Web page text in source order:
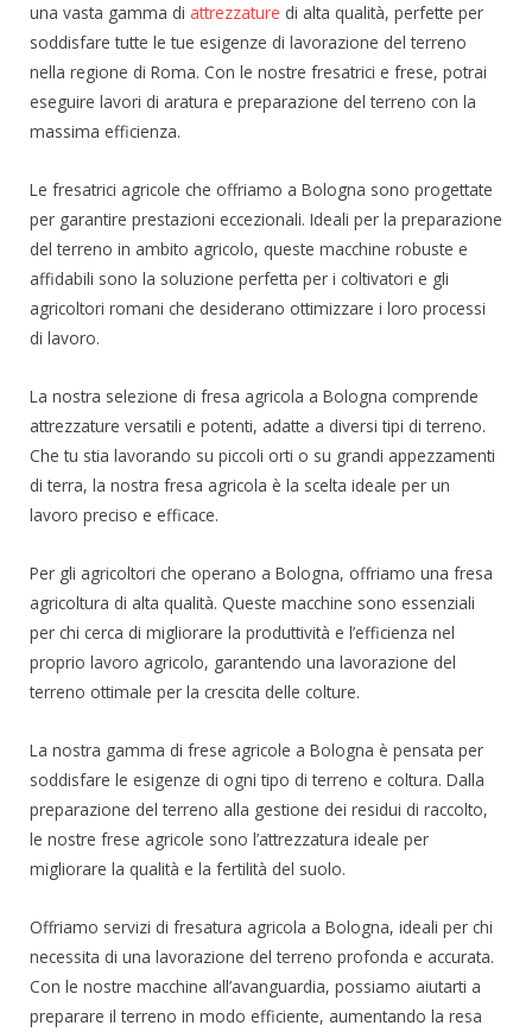
una vasta gamma di attrezzature di alta qualità, perfette per
soddisfare tutte le tue esigenze di lavorazione del terreno
nella regione di Roma. Con le nostre fresatrici e frese, potrai
eseguire lavori di aratura e preparazione del terreno con la
massima efficienza.
Le fresatrici agricole che offriamo a Bologna sono progettate
per garantire prestazioni eccezionali. Ideali per la preparazione
del terreno in ambito agricolo, queste macchine robuste e
affidabili sono la soluzione perfetta per i coltivatori e gli
agricoltori romani che desiderano ottimizzare i loro processi
di lavoro.
La nostra selezione di fresa agricola a Bologna comprende
attrezzature versatili e potenti, adatte a diversi tipi di terreno.
Che tu stia lavorando su piccoli orti o su grandi appezzamenti
di terra, la nostra fresa agricola è la scelta ideale per un
lavoro preciso e efficace.
Per gli agricoltori che operano a Bologna, offriamo una fresa
agricoltura di alta qualità. Queste macchine sono essenziali
per chi cerca di migliorare la produttività e l’efficienza nel
proprio lavoro agricolo, garantendo una lavorazione del
terreno ottimale per la crescita delle colture.
La nostra gamma di frese agricole a Bologna è pensata per
soddisfare le esigenze di ogni tipo di terreno e coltura. Dalla
preparazione del terreno alla gestione dei residui di raccolto,
le nostre frese agricole sono l’attrezzatura ideale per
migliorare la qualità e la fertilità del suolo.
Offriamo servizi di fresatura agricola a Bologna, ideali per chi
necessita di una lavorazione del terreno profonda e accurata.
Con le nostre macchine all’avanguardia, possiamo aiutarti a
preparare il terreno in modo efficiente, aumentando la resa